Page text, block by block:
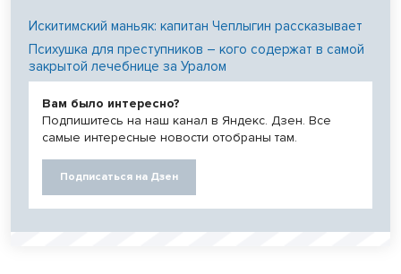
Искитимский маньяк: капитан Чеплыгин рассказывает
Психушка для преступников – кого содержат в самой
закрытой лечебнице за Уралом
Вам было интересно?
Подпишитесь на наш канал в Яндекс. Дзен. Все
самые интересные новости отобраны там.
Подписаться на Дзен